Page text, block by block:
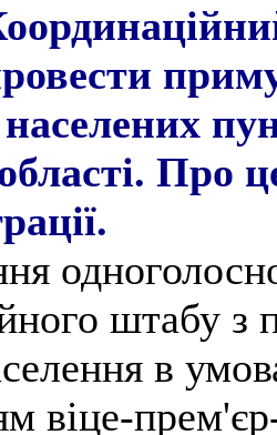
населених
Про
штабу з
в
віце-